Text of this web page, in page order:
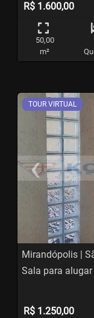
R$ 1.600,00
50,00
m²
TOUR VIRTUAL
‹
Mirandópolis |
Sala para
R$ 1.250,00